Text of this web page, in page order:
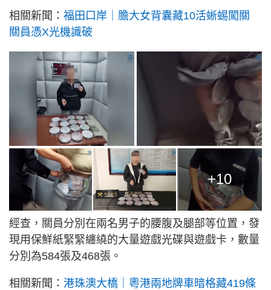
相關新聞： 福田口岸｜膽大女背囊藏10活蜥蜴闖關
關員憑X光機識破
+10
經查，關員分別在兩名男子的腰腹及腿部等位置，發
現用保鮮紙緊緊纏繞的大量遊戲光碟與遊戲卡，數量
分別為584張及468張。
相關新聞： 港珠澳大橋｜粵港兩地牌車暗格藏419條